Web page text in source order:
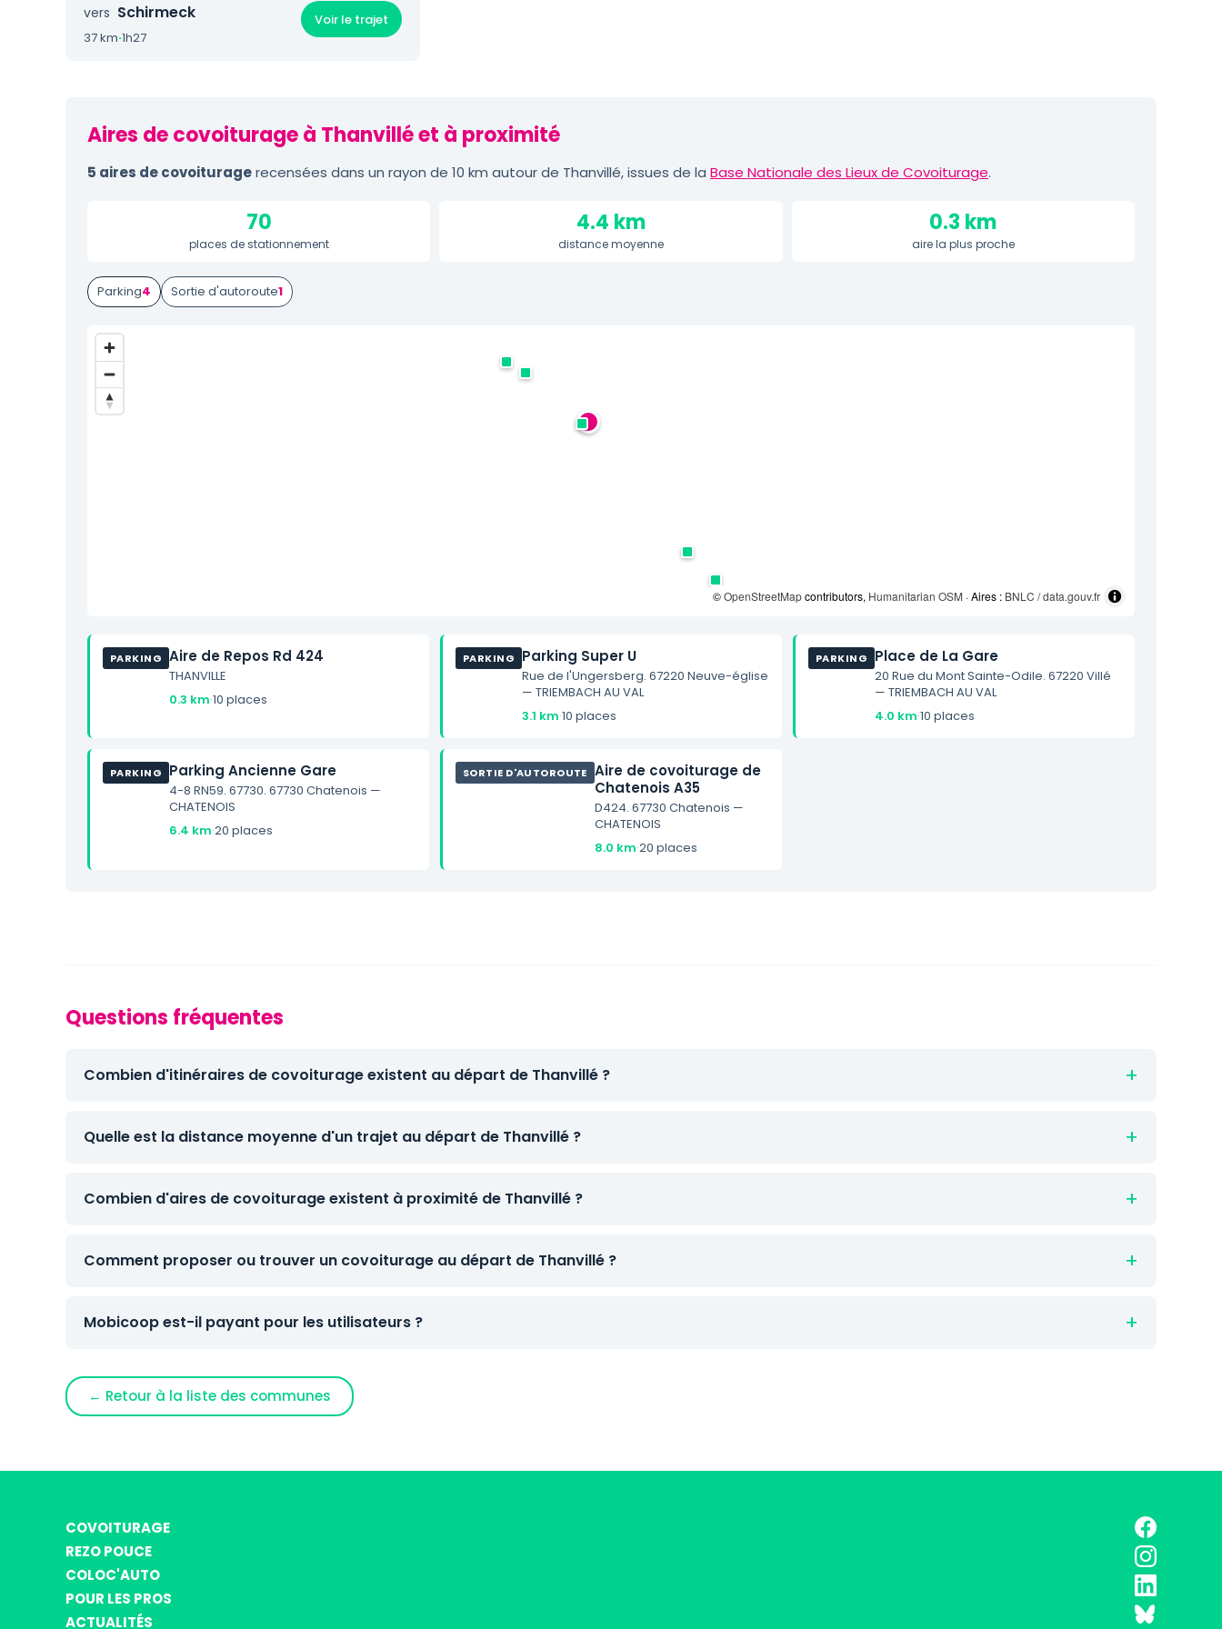
vers Schirmeck
37 km·1h27
Voir le trajet
Aires de covoiturage à Thanvillé et à proximité
5 aires de covoituragerecensées dans un rayon de 10 km autour de Thanvillé, issues de la Base Nationale des Lieux de Covoiturage.
70
places de stationnement
4.4 km
distance moyenne
0.3 km
aire la plus proche
Parking4 Sortie d'autoroute1
©OpenStreetMapcontributors, Humanitarian OSM · Aires : BNLC / data.gouv.fr
PARKING Aire de Repos Rd 424
THANVILLE
0.3 km·10 places
PARKING Parking Super U
Rue de l'Ungersberg. 67220 Neuve-église
— TRIEMBACH AU VAL
3.1 km·10 places
PARKING Place de La Gare
20 Rue du Mont Sainte-Odile. 67220 Villé
— TRIEMBACH AU VAL
4.0 km·10 places
PARKING Parking Ancienne Gare
4-8 RN59. 67730. 67730 Chatenois —
CHATENOIS
6.4 km·20 places
SORTIE D'AUTOROUTE Aire de covoiturage de
Chatenois A35
D424. 67730 Chatenois —
CHATENOIS
8.0 km·20 places
Questions fréquentes
Combien d'itinéraires de covoiturage existent au départ de Thanvillé ?
Quelle est la distance moyenne d'un trajet au départ de Thanvillé ?
Combien d'aires de covoiturage existent à proximité de Thanvillé ?
Comment proposer ou trouver un covoiturage au départ de Thanvillé ?
Mobicoop est-il payant pour les utilisateurs ?
← Retour à la liste des communes
COVOITURAGE
REZO POUCE
COLOC'AUTO
POUR LES PROS
ACTUALITÉS